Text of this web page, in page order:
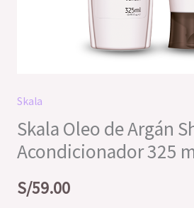
Skala
Skala Oleo de Argán
Acondicionador 325
S/59.00